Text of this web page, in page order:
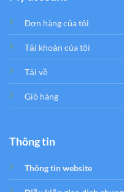
Đơn hàng của tôi
Tải khoản của tôi
Tải về
Giỏ hàng
Thông tin
Thông tin website